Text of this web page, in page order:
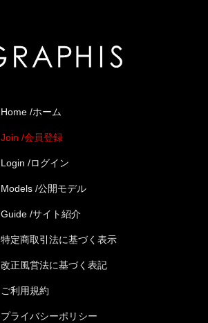
Home /ホーム
Join /会員登録
Login /ログイン
Models /公開モデル
Guide /サイト紹介
特定商取引法に基づく表示
改正風営法に基づく表記
ご利用規約
プライバシーポリシー